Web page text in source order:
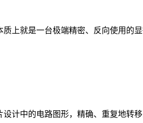
上就是一台极端精密、反向使用的
计中的电路图形，精确、重复地转